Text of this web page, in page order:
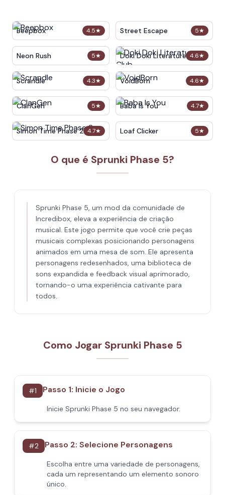
4.5★
Beepbox 5★
Street Escape
5★
Neon Rush 4.6★
Doki Doki Literature Club
4.3★
Scrandle 4.6★
VoidBorn
5★
ClanGen 4.7★
Baba Is You
4.7★
Simon Time Phase 2 5★
Loaf Clicker
O que é Sprunki Phase 5?
Sprunki Phase 5, um mod da comunidade de
Incredibox, eleva a experiência de criação
musical. Este jogo permite que você crie peças
musicais complexas posicionando personagens
animados em uma mesa de som. Ele apresenta
personagens redesenhados, uma biblioteca de
sons expandida e feedback visual aprimorado,
tornando-o uma experiência cativante para
todos.
Como Jogar Sprunki Phase 5
#1 Passo 1: Inicie o Jogo
Inicie Sprunki Phase 5 no seu navegador.
#2 Passo 2: Selecione Personagens
Escolha entre uma variedade de personagens,
cada um representando um elemento sonoro
único.